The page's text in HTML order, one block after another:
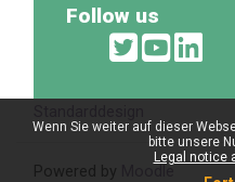
Wenn Sie weiter auf dieser
bitte unsere
Legal notice
Follow us
Powered by